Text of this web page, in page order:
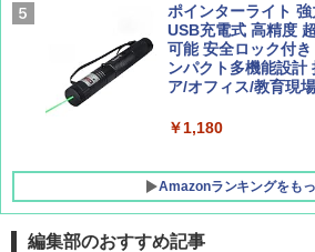
[キャンパーズコレ
広げるだけ パッと
イド ブラックコー
ッシュ 4人用 簡単設
ATCW-150B エクル
￥-
ポインターライト
USB充電式 高精度
可能 安全ロック付
ンパクト多機能設計
ア/オフィス/教育現
￥1,180
Amazonランキングをも
編集部のおすすめ記事